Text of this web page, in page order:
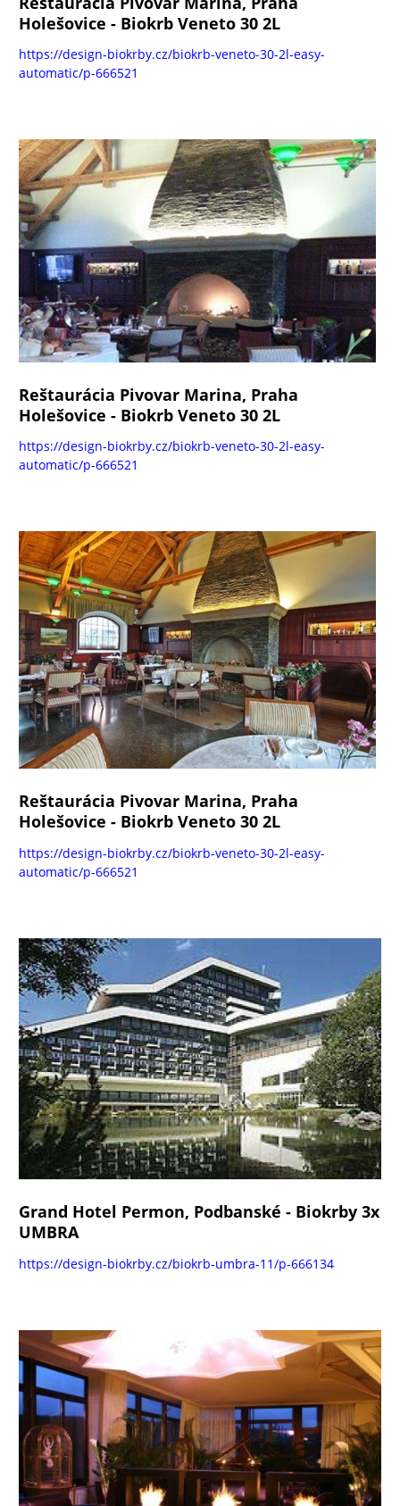
Holešovice - Biokrb Veneto 30 2L
https://design-biokrby.cz/biokrb-veneto-30-2l-easy-
automatic/p-666521
Reštaurácia Pivovar Marina, Praha
Holešovice - Biokrb Veneto 30 2L
https://design-biokrby.cz/biokrb-veneto-30-2l-easy-
automatic/p-666521
Reštaurácia Pivovar Marina, Praha
Holešovice - Biokrb Veneto 30 2L
https://design-biokrby.cz/biokrb-veneto-30-2l-easy-
automatic/p-666521
Grand Hotel Permon, Podbanské - Biokrby 3x
UMBRA
https://design-biokrby.cz/biokrb-umbra-11/p-666134